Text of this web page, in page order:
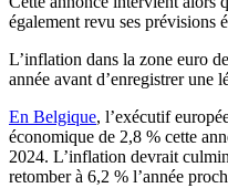
également revu ses prévisions
L’inflation dans la zone euro
année avant d’enregistrer une
En Belgique, l’exécutif
économique de 2,8 % cette
2024. L’inflation devrait
retomber à 6,2 % l’année